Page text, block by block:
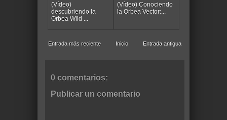
(Vídeo)
descubriendo la
Orbea Wild ...
(Vídeo) Conociendo
la Orbea Vector:...
Entrada más reciente Entrada antigua
Inicio
0 comentarios:
Publicar un comentario